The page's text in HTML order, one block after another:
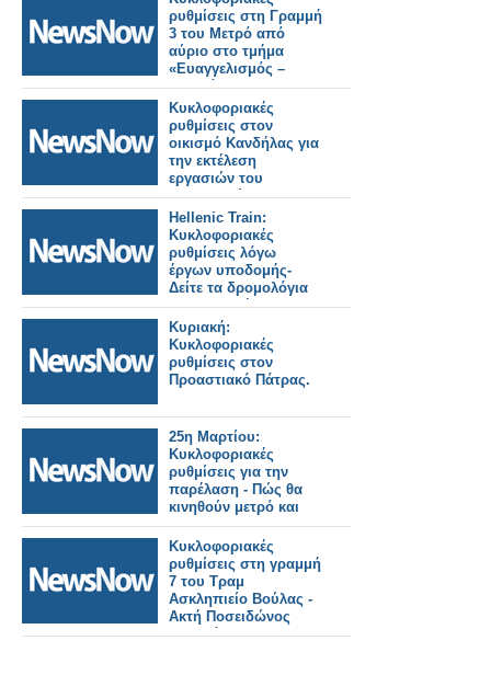
ρυθμίσεις στη Γραμμή
3 του Μετρό από
αύριο στο τμήμα
«Ευαγγελισμός –
Κατεχάκη» – Ποιοι
σταθμοί θα κλείνουν
στις 21:40.
Κυκλοφοριακές
ρυθμίσεις στον
οικισμό Κανδήλας για
την εκτέλεση
εργασιών του
βιολογικού
καθαρισμού της
Αλυζίας.
Hellenic Train:
Κυκλοφοριακές
ρυθμίσεις λόγω
έργων υποδομής-
Δείτε τα δρομολόγια
που αναστέλλονται.
Κυριακή:
Κυκλοφοριακές
ρυθμίσεις στον
Προαστιακό Πάτρας.
25η Μαρτίου:
Κυκλοφοριακές
ρυθμίσεις για την
παρέλαση - Πώς θα
κινηθούν μετρό και
τραμ.
Κυκλοφοριακές
ρυθμίσεις στη γραμμή
7 του Τραμ
Ασκληπιείο Βούλας -
Ακτή Ποσειδώνος
Πειραιά